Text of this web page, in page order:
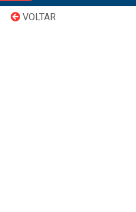
VOLTAR